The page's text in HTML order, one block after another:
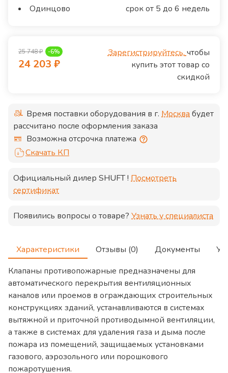
Одинцово
срок от 5 до 6 недель
25 748₽ -6%
24 203 ₽
Зарегистрируйтесь,чтобы
купить этот товар со
скидкой
Время поставки оборудования в г. Москвабудет
рассчитано после оформления заказа
Возможна отсрочка платежа
Скачать КП
Официальный дилер SHUFT! Посмотреть
сертификат
Появились вопросы о товаре? Узнать у специалиста
Характеристики Отзывы (0) Документы
Клапаны противопожарные предназначены для
автоматического перекрытия вентиляционных
каналов или проемов в ограждающих строительных
конструкциях зданий, устанавливаются в системах
вытяжной и приточной противодымной вентиляции,
а также в системах для удаления газа и дыма после
пожара из помещений, защищаемых установками
газового, аэрозольного или порошкового
пожаротушения.